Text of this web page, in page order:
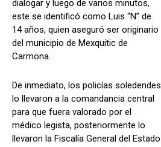
dialogar y luego de varios minutos,
este se identificó como Luis “N” de
14 años, quien aseguró ser originario
del municipio de Mexquitic de
Carmona.
De inmediato, los policías soledendes
lo llevaron a la comandancia central
para que fuera valorado por el
médico legista, posteriormente lo
llevaron la Fiscalía General del Estado